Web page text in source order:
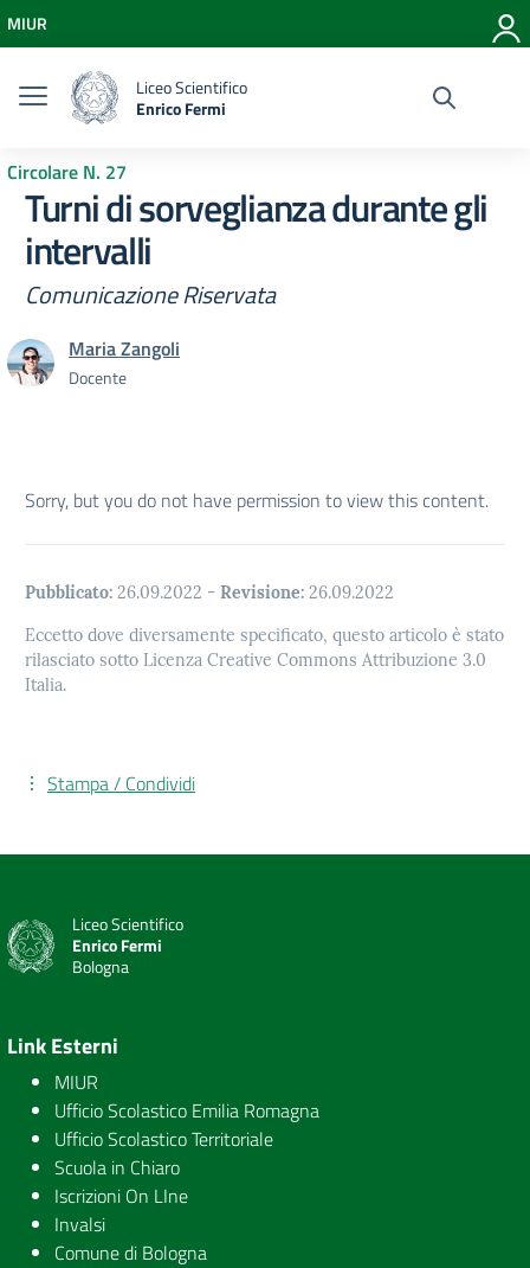
Vai al menu di navigazione
Vai al footer
MIUR
Liceo Scientifico
Enrico Fermi
Circolare N. 27
Turni di sorveglianza durante gli
intervalli
Comunicazione Riservata
Maria Zangoli
Docente
Sorry, but you do not have permission to view this content.
Pubblicato: 26.09.2022 - Revisione: 26.09.2022
Eccetto dove diversamente specificato, questo articolo è stato
rilasciato sotto Licenza Creative Commons Attribuzione 3.0
Italia.
Stampa / Condividi
Liceo Scientifico
Enrico Fermi
Bologna
Link Esterni
MIUR
Ufficio Scolastico Emilia Romagna
Ufficio Scolastico Territoriale
Scuola in Chiaro
Iscrizioni On LIne
Invalsi
Comune di Bologna